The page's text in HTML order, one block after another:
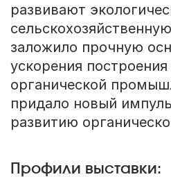
развивают
заложило прочную
ускорения
органической
придало новый
развитию
Профили выставки: